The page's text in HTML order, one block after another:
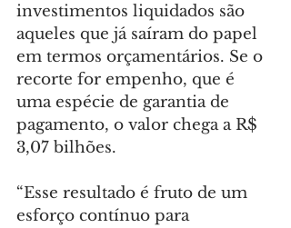
investimentos liquidados são
aqueles que já saíram do papel
em termos orçamentários. Se o
recorte for empenho, que é
uma espécie de garantia de
pagamento, o valor chega a R$
3,07 bilhões.
“Esse resultado é fruto de um
esforço contínuo para